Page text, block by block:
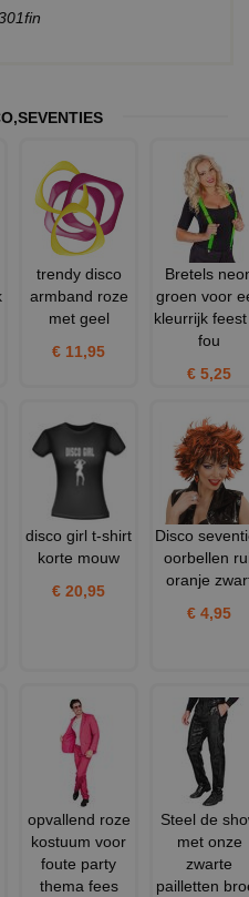
,SEVENTIES
trendy disco
armband roze
met geel
€ 11,95
Bretels
groen voor
kleurrijk
fou
€ 5,25
disco girl t-shirt
korte mouw
€ 20,95
Disco
oorbellen
oranje
€ 4,95
opvallend roze
kostuum voor
foute party
thema fees
Steel de
met onze
zwarte
pailletten